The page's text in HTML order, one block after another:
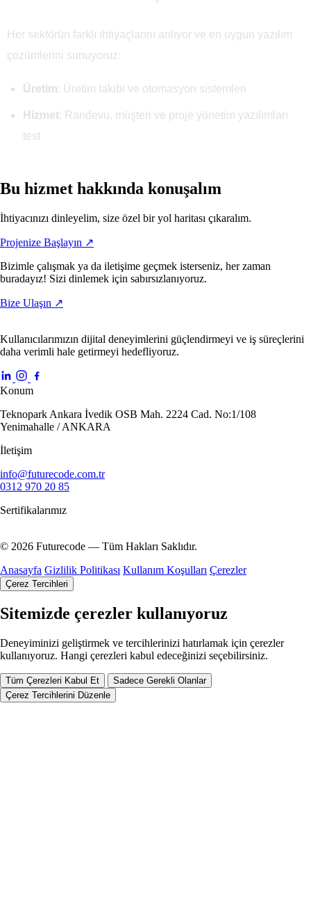
Her sektörün farklı ihtiyaçlarını anlıyor ve en uygun yazılım
çözümlerini sunuyoruz:
Üretim: Üretim takibi ve otomasyon sistemleri
Hizmet: Randevu, müşteri ve proje yönetim yazılımları
test
Bu hizmet hakkında konuşalım
İhtiyacınızı dinleyelim, size özel bir yol haritası çıkaralım.
Projenize Başlayın ↗
Bizimle çalışmak ya da iletişime geçmek isterseniz, her zaman
buradayız! Sizi dinlemek için sabırsızlanıyoruz.
Bize Ulaşın ↗
Kullanıcılarımızın dijital deneyimlerini güçlendirmeyi ve iş süreçlerini
daha verimli hale getirmeyi hedefliyoruz.
Konum
Teknopark Ankara İvedik OSB Mah. 2224 Cad. No:1/108
Yenimahalle / ANKARA
İletişim
info@futurecode.com.tr
0312 970 20 85
Sertifikalarımız
© 2026 Futurecode — Tüm Hakları Saklıdır.
Anasayfa Gizlilik Politikası Kullanım Koşulları Çerezler
Çerez Tercihleri
Sitemizde çerezler kullanıyoruz
Deneyiminizi geliştirmek ve tercihlerinizi hatırlamak için çerezler
kullanıyoruz. Hangi çerezleri kabul edeceğinizi seçebilirsiniz.
Tüm Çerezleri Kabul Et
Sadece Gerekli Olanlar
Çerez Tercihlerini Düzenle